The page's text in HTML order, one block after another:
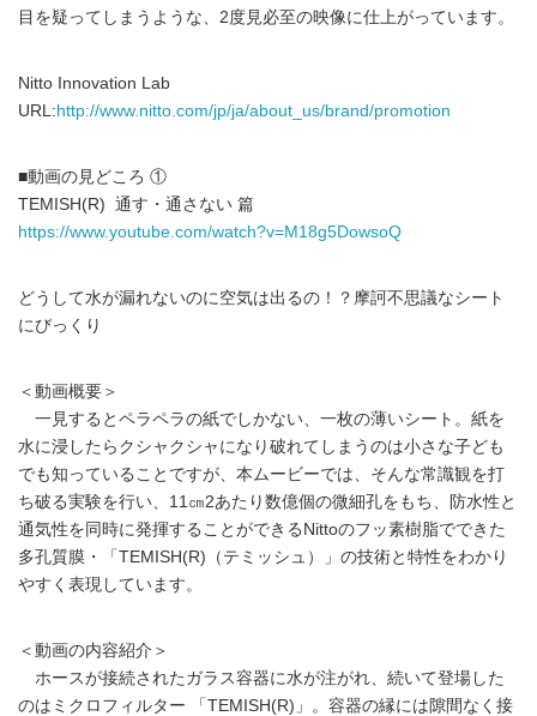
目を疑ってしまうような、2度見必至の映像に仕上がっています。
Nitto Innovation Lab
URL: http://www.nitto.com/jp/ja/about_us/brand/promotion
■動画の見どころ ①
TEMISH(R) 通す・通さない 篇
https://www.youtube.com/watch?v=M18g5DowsoQ
どうして水が漏れないのに空気は出るの！？摩訶不思議なシート
にびっくり
＜動画概要＞
一見するとペラペラの紙でしかない、一枚の薄いシート。紙を
水に浸したらクシャクシャになり破れてしまうのは小さな子ども
でも知っていることですが、本ムービーでは、そんな常識観を打
ち破る実験を行い、11㎝2あたり数億個の微細孔をもち、防水性と
通気性を同時に発揮することができるNittoのフッ素樹脂でできた
多孔質膜・「TEMISH(R)（テミッシュ）」の技術と特性をわかり
やすく表現しています。
＜動画の内容紹介＞
ホースが接続されたガラス容器に水が注がれ、続いて登場した
のはミクロフィルター 「TEMISH(R)」。容器の縁には隙間なく接